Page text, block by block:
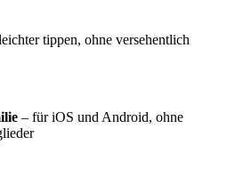
tippen, ohne versehentlich
– für iOS und Android, ohne